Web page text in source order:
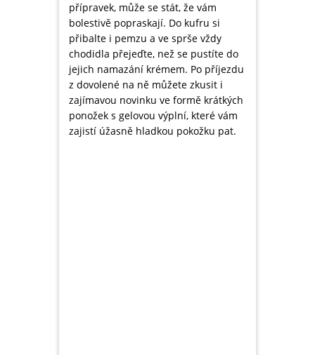
přípravek, může se stát, že vám
bolestivě popraskají. Do kufru si
přibalte i pemzu a ve sprše vždy
chodidla přejeďte, než se pustíte do
jejich namazání krémem. Po příjezdu
z dovolené na ně můžete zkusit i
zajímavou novinku ve formě krátkých
ponožek s gelovou výplní, které vám
zajistí úžasně hladkou pokožku pat.